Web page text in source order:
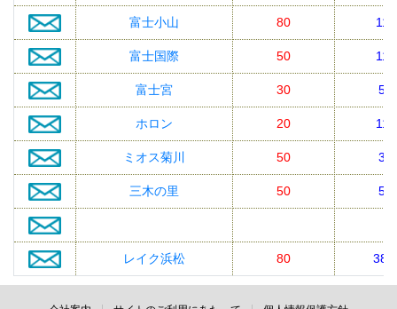
富士小山 80 110
富士国際 50 110
富士宮 30 55
ホロン 20 110
ミオス菊川 50 33
三木の里 50 55
レイク浜松 80 38.5